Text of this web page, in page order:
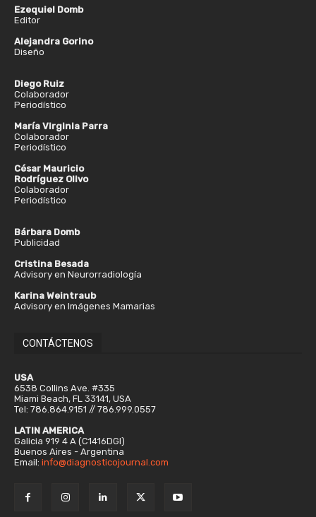
Ezequiel Domb
Editor
Alejandra Gorino
Diseño
Diego Ruiz
Colaborador
Periodístico
María Virginia Parra
Colaborador
Periodístico
César Mauricio
Rodríguez Olivo
Colaborador
Periodístico
Bárbara Domb
Publicidad
Cristina Besada
Advisory en Neurorradiología
Karina Weintraub
Advisory en Imágenes Mamarias
CONTÁCTENOS
USA
6538 Collins Ave. #335
Miami Beach, FL 33141, USA
Tel: 786.864.9151 // 786.999.0557
LATIN AMERICA
Galicia 919 4 A (C1416DGI)
Buenos Aires - Argentina
Email: info@diagnosticojournal.com